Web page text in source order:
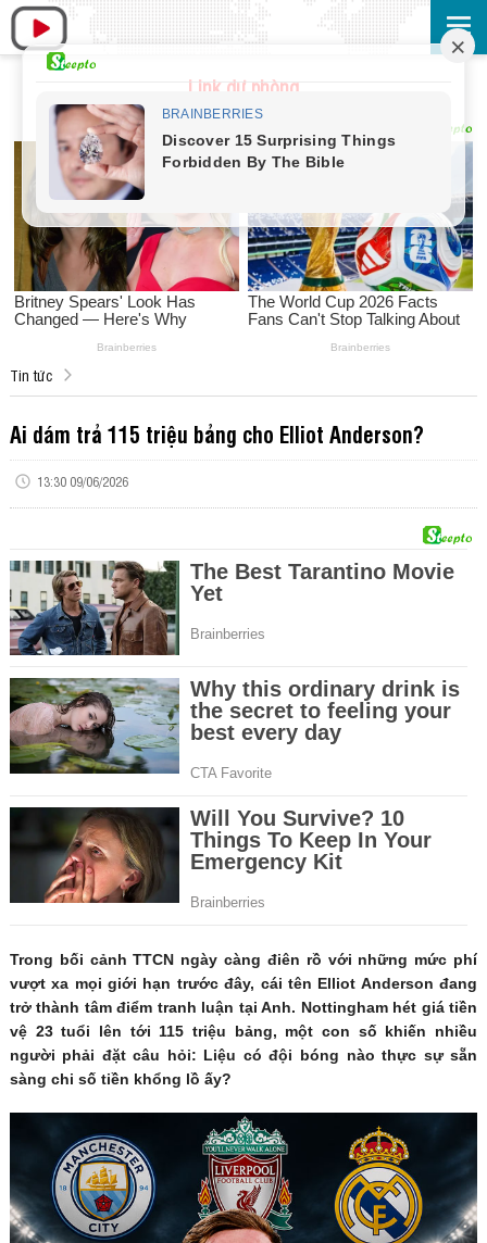
Link dự phòng
Tin tức
Ai dám trả 115 triệu bảng cho Elliot Anderson?
13:30 09/06/2026
Trong bối cảnh TTCN ngày càng điên rồ với những mức phí
vượt xa mọi giới hạn trước đây, cái tên Elliot Anderson đang
trở thành tâm điểm tranh luận tại Anh. Nottingham hét giá tiền
vệ 23 tuổi lên tới 115 triệu bảng, một con số khiến nhiều
người phải đặt câu hỏi: Liệu có đội bóng nào thực sự sẵn
sàng chi số tiền khổng lồ ấy?